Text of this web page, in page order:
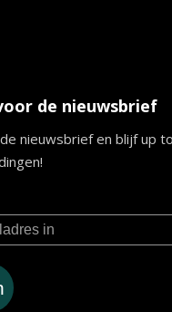
de nieuwsbrief
nieuwsbrief en blijf up